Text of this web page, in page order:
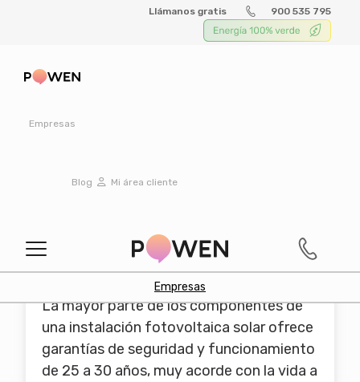
Llámanos gratis 900 535 795
Empresas
Blog Mi área cliente
Empresas
Instalaciones
Fotovoltaicas en
Centros de Datos
Garantía de hasta 30
años
La mayor parte de los componentes de
una instalación fotovoltaica solar ofrece
garantías de seguridad y funcionamiento
de 25 a 30 años, muy acorde con la vida a